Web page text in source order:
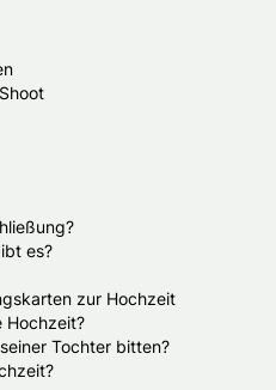
es?
zur Hochzeit
Hochzeit?
Tochter bitten?